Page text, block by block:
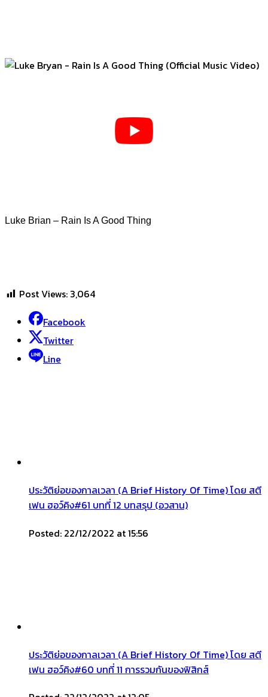
Luke Brian – Rain Is A Good Thing
Post Views: 3,064
Facebook
Twitter
Line
ประวัติย่อของกาลเวลา (A Brief History Of Time) โดย สตี
เฟน ฮอว์คิง#61 บทที่ 12 บทสรุป (อวสาน)
Posted: 22/12/2022 at 15:56
ประวัติย่อของกาลเวลา (A Brief History Of Time) โดย สตี
เฟน ฮอว์คิง#60 บทที่ 11 การรวมกันของฟิสิกส์